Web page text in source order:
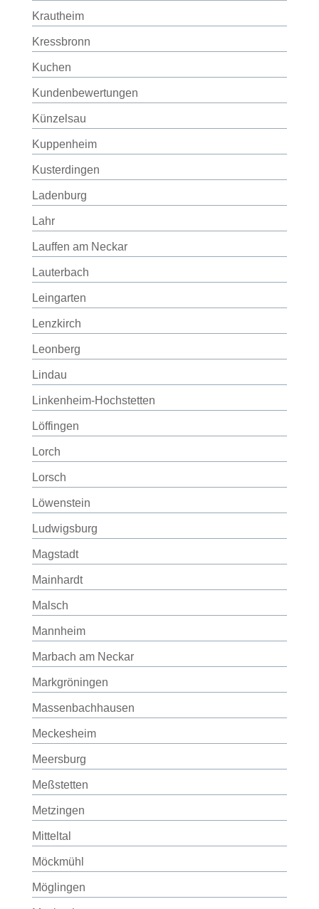
Krautheim
Kressbronn
Kuchen
Kundenbewertungen
Künzelsau
Kuppenheim
Kusterdingen
Ladenburg
Lahr
Lauffen am Neckar
Lauterbach
Leingarten
Lenzkirch
Leonberg
Lindau
Linkenheim-Hochstetten
Löffingen
Lorch
Lorsch
Löwenstein
Ludwigsburg
Magstadt
Mainhardt
Malsch
Mannheim
Marbach am Neckar
Markgröningen
Massenbachhausen
Meckesheim
Meersburg
Meßstetten
Metzingen
Mitteltal
Möckmühl
Möglingen